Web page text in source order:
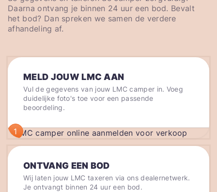
Daarna ontvang je binnen 24 uur een bod. Bevalt
het bod? Dan spreken we samen de verdere
afhandeling af.
MELD JOUW LMC AAN
Vul de gegevens van jouw LMC camper in. Voeg
duidelijke foto's toe voor een passende
beoordeling.
1
ONTVANG EEN BOD
Wij laten jouw LMC taxeren via ons dealernetwerk.
Je ontvangt binnen 24 uur een bod.